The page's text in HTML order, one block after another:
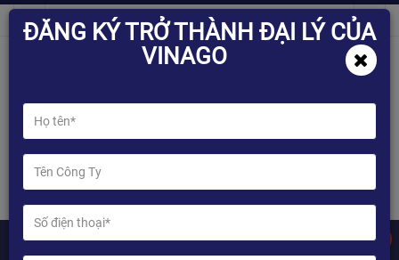
ĐĂNG KÝ TRỞ THÀNH ĐẠI LÝ CỦA
VINAGO